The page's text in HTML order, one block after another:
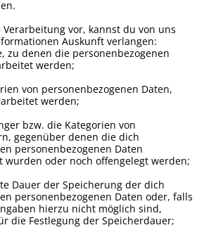
Verarbeitung vor, kannst du von uns
Auskunft verlangen:
zu denen die personenbezogenen
werden;
von personenbezogenen Daten,
werden;
bzw. die Kategorien von
gegenüber denen die dich
personenbezogenen Daten
wurden oder noch offengelegt werden;
Dauer der Speicherung der dich
personenbezogenen Daten oder, falls
hierzu nicht möglich sind,
die Festlegung der Speicherdauer;